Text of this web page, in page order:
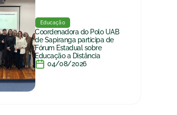
Educação
Coordenadora do Polo UAB
de Sapiranga participa de
Fórum Estadual sobre
Educação a Distância
04/08/2026